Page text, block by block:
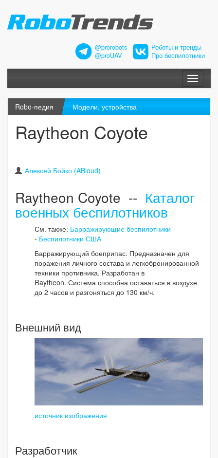
@prorobots
@proUAV
Роботы и тренды
Про беспилотники
Меню
Robo-педия Модели, устройства
Raytheon Coyote
Алексей Бойко (ABloud)
Raytheon Coyote -- Каталог
военных беспилотников
См. также: Барражирующие беспилотники -
- Беспилотники США
Барражирующий боеприпас. Предназначен для
поражения личного состава и легкобронированной
техники противника. Разработан в
Raytheon. Система способна оставаться в воздухе
до 2 часов и разгоняться до 130 км/ч.
Внешний вид
источник изображения
Разработчик